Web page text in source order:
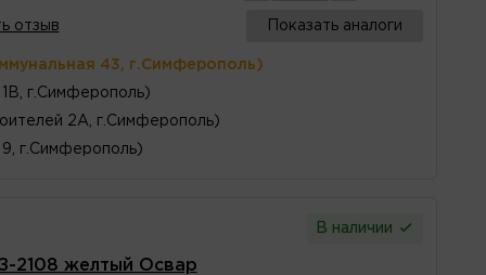
отзыв Показать аналоги
43, г.Симферополь)
г.Симферополь)
2А, г.Симферополь)
г.Симферополь)
В наличии
2108 желтый Освар